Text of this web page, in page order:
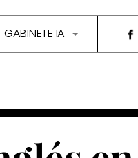
GABINETE IA